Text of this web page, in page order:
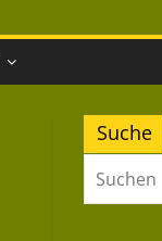
Suche